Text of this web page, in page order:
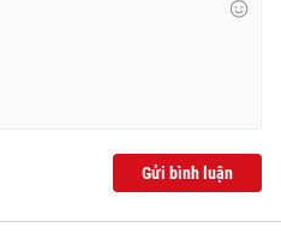
Gửi bình luận